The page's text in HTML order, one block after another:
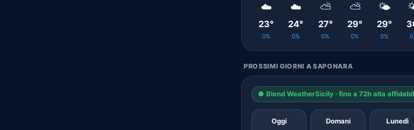
☁️
23°
0%
☁️
24°
0%
⛅
27°
0%
⛅
29°
0%
🌤️
29°
0%
PROSSIMI GIORNI A SAPONARA
● Blend WeatherSicily · fino a 72h alta
Oggi Domani Lunedì